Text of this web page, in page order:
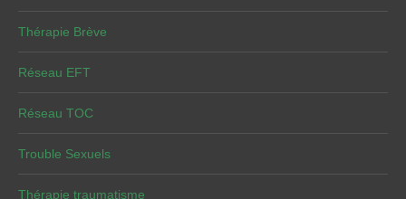
Thérapie Brève
Réseau EFT
Réseau TOC
Trouble Sexuels
Thérapie traumatisme